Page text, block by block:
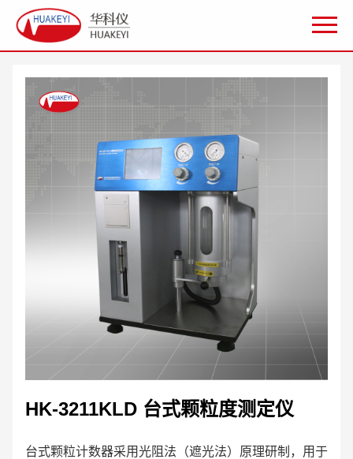
HK-3211KLD 台式颗粒度测定仪
台式颗粒计数器采用光阻法（遮光法）原理研制，用于